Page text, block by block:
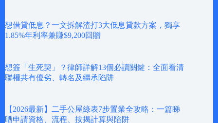
想借貸低息？一文拆解渣打3大低息貸款方案，獨享
1.85%年利率兼賺$9,200回贈
想簽「生死契」？律師詳解13個必讀關鍵：全面看清
聯權共有優劣、轉名及繼承陷阱
【2026最新】二手公屋綠表7步置業全攻略：一篇睇
晒申請資格、流程、按揭計算與陷阱